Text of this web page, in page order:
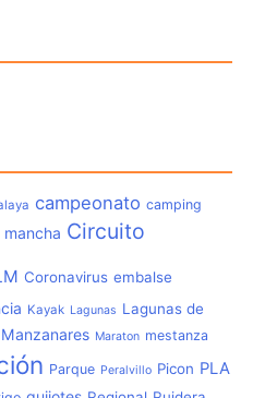
campeonato camping
Circuito
Coronavirus embalse
Kayak Lagunas Lagunas de
Manzanares Maraton mestanza
Parque Peralvillo Picon PLA